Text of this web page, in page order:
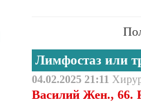
Лимфостаз или
04.02.2025 21:11
Василий Жен., 66.